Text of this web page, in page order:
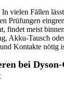
vielen Fällen
Prüfungen
findet meist
Akku-Tausch
Kontakte nötig
bei